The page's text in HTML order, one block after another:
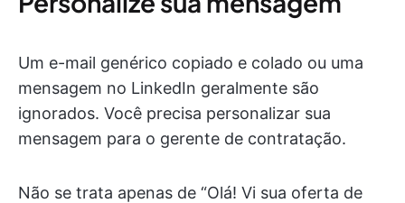
Um e-mail genérico copiado e colado ou uma
mensagem no LinkedIn geralmente são
ignorados. Você precisa personalizar sua
mensagem para o gerente de contratação.
Não se trata apenas de “Olá! Vi sua oferta de